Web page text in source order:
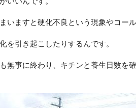
いますと硬化不良という現象やコー
を引き起こしたりするんです。
無事に終わり、キチンと養生日数を確